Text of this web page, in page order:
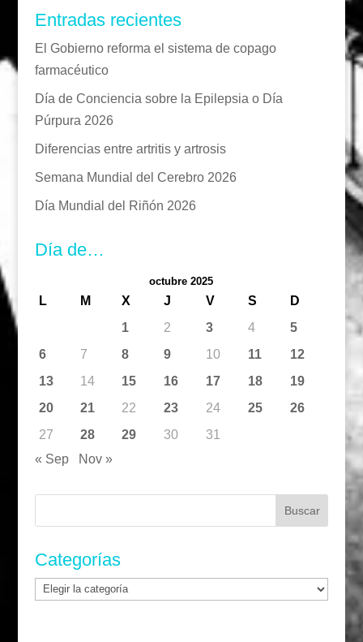
Entradas recientes
El Gobierno reforma el sistema de copago
farmacéutico
Día de Conciencia sobre la Epilepsia o Día
Púrpura 2026
Diferencias entre artritis y artrosis
Semana Mundial del Cerebro 2026
Día Mundial del Riñón 2026
Día de…
octubre 2025
L M X J V S
D
1
2 3 4
5
6
7 8 9 10 11
12
13
14 15 16 17 18
19
20
21 22 23 24 25
26
27
28 29 30
31
« Sep
Nov »
Categorías
Categorías